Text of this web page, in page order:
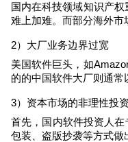
国内在科技领域知识产权
难上加难。而部分海外市
2）大厂业务边界过宽
美国软件巨头，如
的的中国软件大厂则通常
3）资本市场的非理性投
首先，国内软件投资人
包装、盗版抄袭等方式做